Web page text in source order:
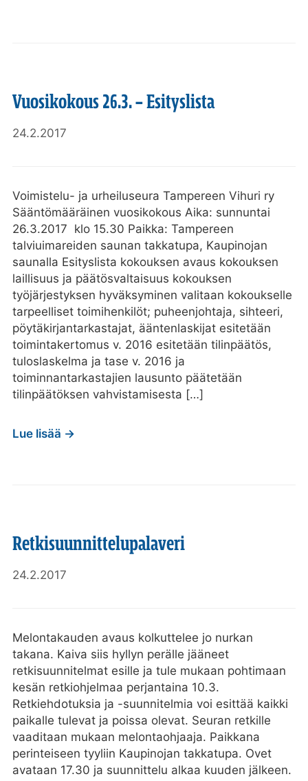
Vuosikokous 26.3. – Esityslista
24.2.2017
Voimistelu- ja urheiluseura Tampereen Vihuri ry
Sääntömääräinen vuosikokous Aika: sunnuntai
26.3.2017 klo 15.30 Paikka: Tampereen
talviuimareiden saunan takkatupa, Kaupinojan
saunalla Esityslista kokouksen avaus kokouksen
laillisuus ja päätösvaltaisuus kokouksen
työjärjestyksen hyväksyminen valitaan kokoukselle
tarpeelliset toimihenkilöt; puheenjohtaja, sihteeri,
pöytäkirjantarkastajat, ääntenlaskijat esitetään
toimintakertomus v. 2016 esitetään tilinpäätös,
tuloslaskelma ja tase v. 2016 ja
toiminnantarkastajien lausunto päätetään
tilinpäätöksen vahvistamisesta […]
Lue lisää →
Retkisuunnittelupalaveri
24.2.2017
Melontakauden avaus kolkuttelee jo nurkan
takana. Kaiva siis hyllyn perälle jääneet
retkisuunnitelmat esille ja tule mukaan pohtimaan
kesän retkiohjelmaa perjantaina 10.3.
Retkiehdotuksia ja -suunnitelmia voi esittää kaikki
paikalle tulevat ja poissa olevat. Seuran retkille
vaaditaan mukaan melontaohjaaja. Paikkana
perinteiseen tyyliin Kaupinojan takkatupa. Ovet
avataan 17.30 ja suunnittelu alkaa kuuden jälkeen.